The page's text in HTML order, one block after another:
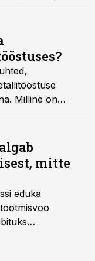
ostma? Kuidas
ja vahel on
Milline on
pandeemia­
Birgit
mitte
eduka